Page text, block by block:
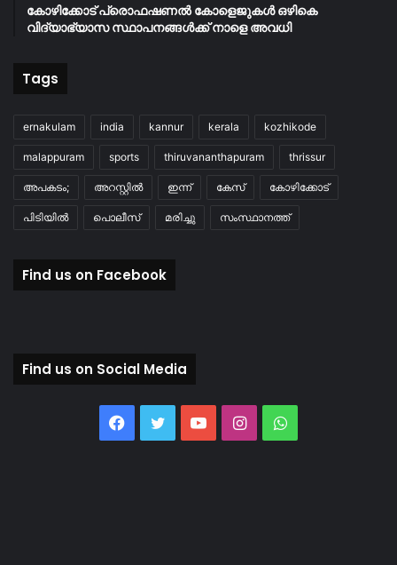
കോഴിക്കോട് പ്രൊഫഷണൽ കോളെജുകൾ ഒഴികെ
വിദ്യാഭ്യാസ സ്ഥാപനങ്ങൾക്ക് നാളെ അവധി
Tags
ernakulam india kannur kerala kozhikode
malappuram sports thiruvananthapuram thrissur
അപകടം; അറസ്റ്റിൽ ഇന്ന് കേസ് കോഴിക്കോട്
പിടിയിൽ പൊലീസ് മരിച്ചു സംസ്ഥാനത്ത്
Find us on Facebook
Find us on Social Media
Facebook
TwitterYouTubeInstagramWhatsApp